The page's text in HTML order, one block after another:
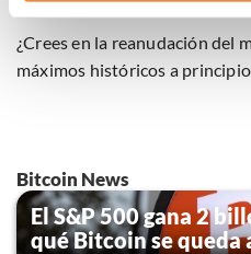
maak gedetailleerde keuzes,
bezwaar tegen bedrijven die
op basis van gerechtvaardigd
tekst 'cookies' te klikken
¿Crees en la reanudación del
máximos históricos a
Bitcoin News
El S&P 500 gana 2
qué Bitcoin se queda